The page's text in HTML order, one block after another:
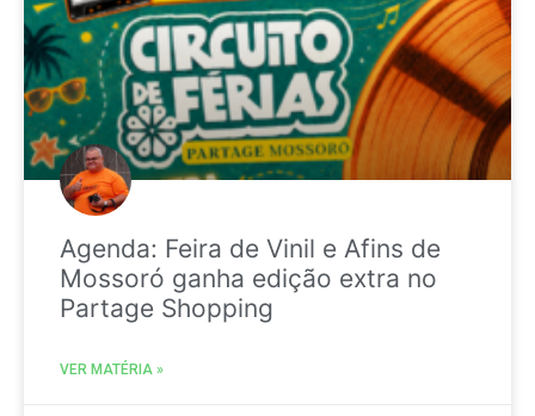
Agenda: Feira de Vinil e Afins de
Mossoró ganha edição extra no
Partage Shopping
VER MATÉRIA »